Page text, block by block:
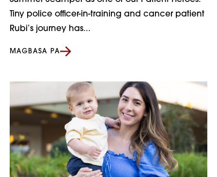
Tiny police officer-in-training and cancer patient
Rubi’s journey has...
MAGBASA PA